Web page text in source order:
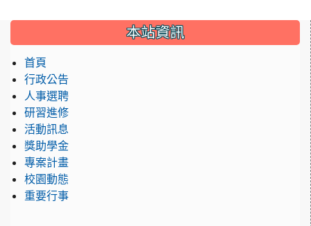
::: 本站資訊
首頁
行政公告
人事選聘
研習進修
活動訊息
獎助學金
專案計畫
校園動態
重要行事